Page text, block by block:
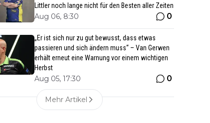
Littler noch lange nicht für den Besten aller Zeiten
Aug 06, 8:30 0
„Er ist sich nur zu gut bewusst, dass etwas
passieren und sich ändern muss“ – Van Gerwen
erhält erneut eine Warnung vor einem wichtigen
Herbst
Aug 05, 17:30 0
Mehr Artikel